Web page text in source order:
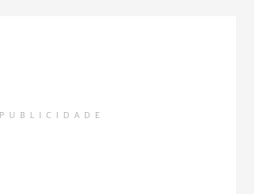
PUBLICIDADE